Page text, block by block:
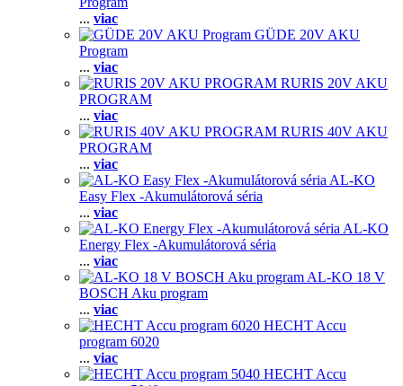
... viac
GÜDE 20V AKU
Program
... viac
RURIS 20V AKU
PROGRAM
... viac
RURIS 40V AKU
PROGRAM
... viac
AL-KO
Easy Flex -Akumulátorová séria
... viac
AL-KO
Energy Flex -Akumulátorová séria
... viac
AL-KO 18 V
BOSCH Aku program
... viac
HECHT Accu
program 6020
... viac
HECHT Accu